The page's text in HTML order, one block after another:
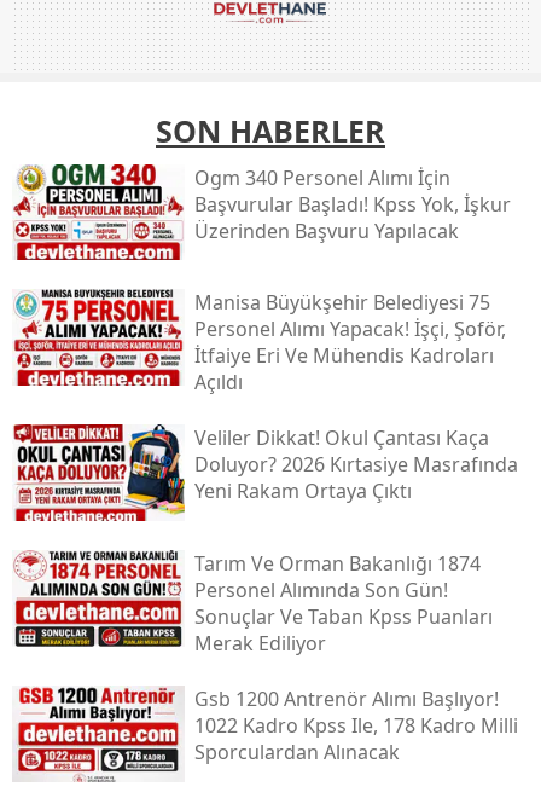
SON HABERLER
Ogm 340 Personel Alımı İçin
Başvurular Başladı! Kpss Yok, İşkur
Üzerinden Başvuru Yapılacak
Manisa Büyükşehir Belediyesi 75
Personel Alımı Yapacak! İşçi, Şoför,
İtfaiye Eri Ve Mühendis Kadroları
Açıldı
Veliler Dikkat! Okul Çantası Kaça
Doluyor? 2026 Kırtasiye Masrafında
Yeni Rakam Ortaya Çıktı
Tarım Ve Orman Bakanlığı 1874
Personel Alımında Son Gün!
Sonuçlar Ve Taban Kpss Puanları
Merak Ediliyor
Gsb 1200 Antrenör Alımı Başlıyor!
1022 Kadro Kpss Ile, 178 Kadro Milli
Sporculardan Alınacak